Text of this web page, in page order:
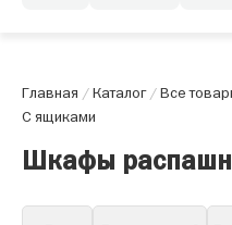
Главная /Каталог/Все
С ящиками
Шкафы